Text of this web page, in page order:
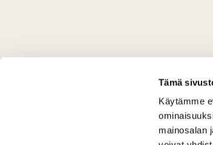
Tämä
Käytämme
mainosalan